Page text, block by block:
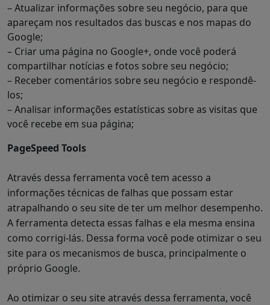
– Atualizar informações sobre seu negócio, para que
apareçam nos resultados das buscas e nos mapas do
Google;
– Criar uma página no Google+, onde você poderá
compartilhar notícias e fotos sobre seu negócio;
– Receber comentários sobre seu negócio e respondê-
los;
– Analisar informações estatísticas sobre as visitas que
você recebe em sua página;
PageSpeed Tools
Através dessa ferramenta você tem acesso a
informações técnicas de falhas que possam estar
atrapalhando o seu site de ter um melhor desempenho.
A ferramenta detecta essas falhas e ela mesma ensina
como corrigi-lás. Dessa forma você pode otimizar o seu
site para os mecanismos de busca, principalmente o
próprio Google.
Ao otimizar o seu site através dessa ferramenta, você